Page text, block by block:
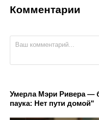
Комментарии
Умерла Мэри Ривера —
паука: Нет пути домой"